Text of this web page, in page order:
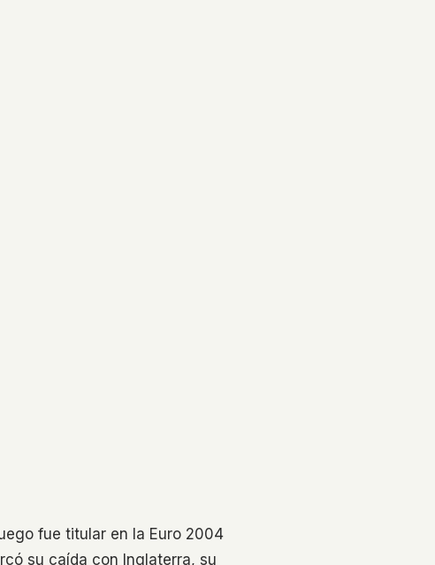
fue titular en la Euro 2004
su caída con Inglaterra, su